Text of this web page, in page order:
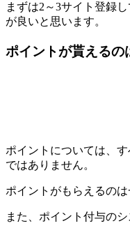
まずは2～3サイト登録
が良いと思います。
ポイントが貰えるの
ポイントについては、
ではありません。
ポイントがもらえるの
また、ポイント付与の